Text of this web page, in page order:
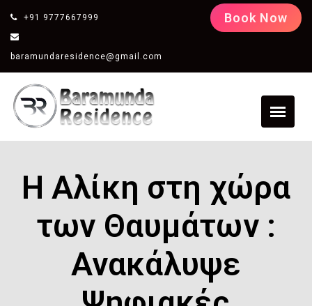
+91 9777667999
baramundaresidence@gmail.com
Book Now
Η Αλίκη στη χώρα
των Θαυμάτων :
Ανακάλυψε